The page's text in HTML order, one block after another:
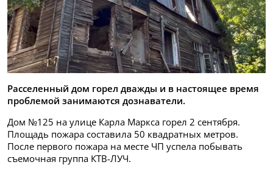
Расселенный дом горел дважды и в настоящее время
проблемой занимаются дознаватели.
Дом №125 на улице Карла Маркса горел 2 сентября.
Площадь пожара составила 50 квадратных метров.
После первого пожара на месте ЧП успела побывать
съемочная группа КТВ-ЛУЧ.